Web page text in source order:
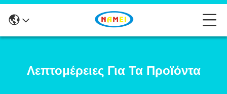
Λεπτομέρειες Για Τα Προϊόντα